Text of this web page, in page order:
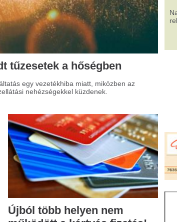
helyen nem
a kártyás fizetés!
többször tapasztalhatjuk,
elektronikai hibák miatt
a kártyás fizetési tranzakciók.